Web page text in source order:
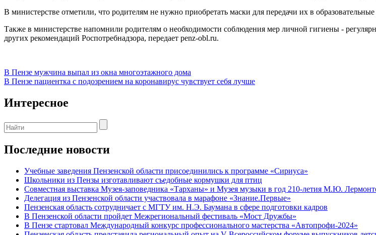
В министерстве отметили, что родителям не нужно приобретать маски для передачи их в
Также в министерстве напомнили родителям о необходимости соблюдения мер личной гигиены -
других рекомендаций Роспотребнадзора, передает penz-obl.ru.
Навигация
по
записям
В Пензе мужчина выпал из окна многоэтажного дома
В Пензе пациентка с подозрением на коронавирус чувствует себя лучше
Интересное
Последние новости
Учебные заведения Пензенской области присоединились к программе «Сириуса»
Школьники из Пензы изготавливают съедобные кормушки для птиц
Совместная выставка Музея-заповедника «Тарханы» и Музея музыки в год 210-летия М.Ю.
Делегация из Пензенской области участвовала в марафоне «Знание.Первые»
Пензенская область сотрудничает с МГТУ им. Н.Э. Баумана в сфере подготовки кадров
В Пензенской области пройдет Межрегиональный фестиваль «Мост Дружбы»
В Пензе стартовал Международный конкурс профессионального мастерства «Автопрофи-2024»